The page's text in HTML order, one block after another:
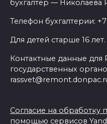
бухгалтер — Николаева
Телефон бухгалтерии:
Для детей старше 16 лет.
Контактные данные для
государственных
Согласие на обработку
помощью сервисов